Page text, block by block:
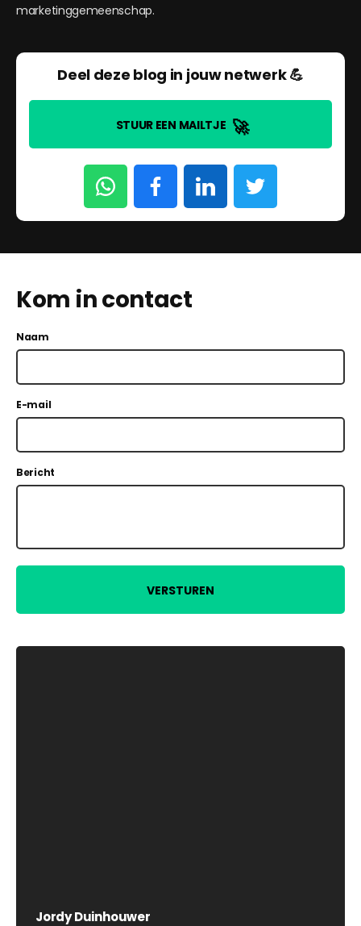
marketinggemeenschap.
Deel deze blog in jouw netwerk 💪
STUUR EEN MAILTJE 🚀
Kom in contact
Naam
E-mail
Bericht
VERSTUREN
Jordy Duinhouwer